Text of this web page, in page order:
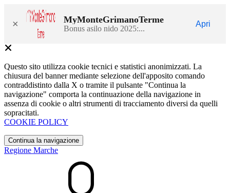
× MyMonteGrimanoTerme
Bonus asilo nido 2025:...
Apri
Questo sito utilizza cookie tecnici e statistici anonimizzati. La
chiusura del banner mediante selezione dell'apposito comando
contraddistinto dalla X o tramite il pulsante "Continua la
navigazione" comporta la continuazione della navigazione in
assenza di cookie o altri strumenti di tracciamento diversi da quelli
sopracitati.
COOKIE POLICY
Continua la navigazione
Regione Marche